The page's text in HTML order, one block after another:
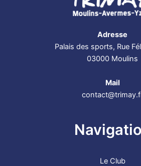
Adresse
Palais des sports, Rue
03000 Moulins
Mail
Le Club